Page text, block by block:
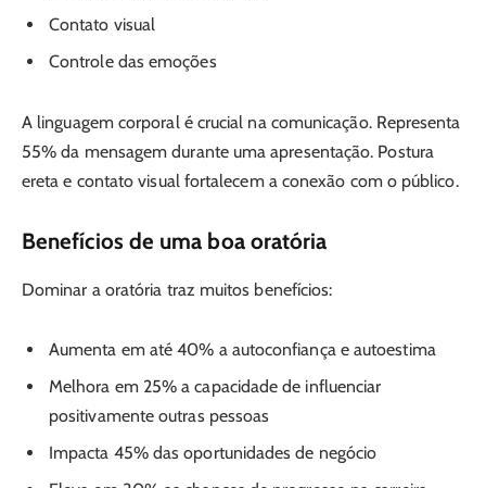
Contato visual
Controle das emoções
A linguagem corporal é crucial na comunicação. Representa
55% da mensagem durante uma apresentação. Postura
ereta e contato visual fortalecem a conexão com o público.
Benefícios de uma boa oratória
Dominar a oratória traz muitos benefícios:
Aumenta em até 40% a autoconfiança e autoestima
Melhora em 25% a capacidade de influenciar
positivamente outras pessoas
Impacta 45% das oportunidades de negócio